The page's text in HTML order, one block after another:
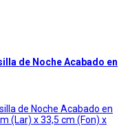
de Noche Acabado en